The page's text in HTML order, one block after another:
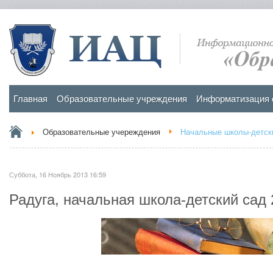
Главная Образовательные учреждения Информатизация
Образовательные учереждения Начальные школы-
Суббота, 16 Ноябрь 2013 16:59
Радуга, начальная школа-детский сад